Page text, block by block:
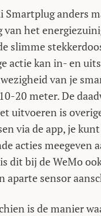
Smartplug anders
van het
slimme
actie kan in- en
van je
20 meter. De
uitvoeren is
via de app, je
acties meegeven
dit bij de WeMo
aparte sensor
is de manier